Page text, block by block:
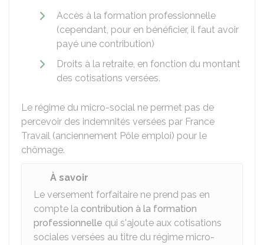
Accès à la formation professionnelle
(cependant, pour en bénéficier, il faut avoir
payé une contribution)
Droits à la retraite, en fonction du montant
des cotisations versées.
Le régime du micro-social ne permet pas de
percevoir des indemnités versées par France
Travail (anciennement Pôle emploi) pour le
chômage.
À savoir
Le versement forfaitaire ne prend pas en
compte la contribution à la formation
professionnelle qui s'ajoute aux cotisations
sociales versées au titre du régime micro-